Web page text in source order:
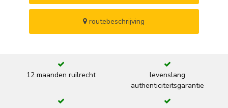
routebeschrijving
12 maanden ruilrecht
levenslang
authenticiteitsgarantie